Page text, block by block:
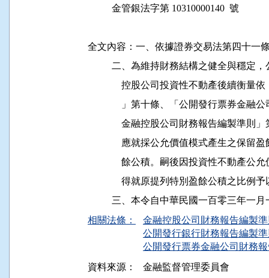
          金管銀法字第 10310000140  號
全文內容：一、依據證券交易法第四十一
二、為維持財務結構之健全與穩
控股公司投資性不動產後續衡
」第十條、「公開發行票券金
金融控股公司財務報告編製準
應就採公允價值模式產生之保
餘公積。嗣後因投資性不動產
得就原提列特別盈餘公積之比例
相關法條：
金融控股公司財務報告編製
公開發行銀行財務報告編製
公開發行票券金融公司財務
資料來源：
金融監督管理委員會